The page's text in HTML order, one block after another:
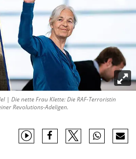
| Die nette Frau Klette: Die RAF-Terroristin
Revolutions-Adeligen.